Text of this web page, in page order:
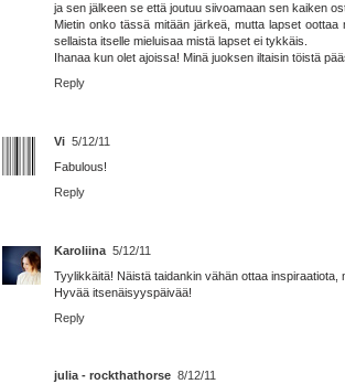
ja sen jälkeen se että joutuu siivoamaan sen kaiken
Mietin onko tässä mitään järkeä, mutta lapset
sellaista itselle mieluisaa mistä lapset ei tykkäis.
Ihanaa kun olet ajoissa! Minä juoksen iltaisin töistä
Reply
Vi 5/12/11
Fabulous!
Reply
Karoliina 5/12/11
Tyylikkäitä! Näistä taidankin vähän ottaa inspiraatiota,
Hyvää itsenäisyyspäivää!
Reply
julia - rockthathorse 8/12/11